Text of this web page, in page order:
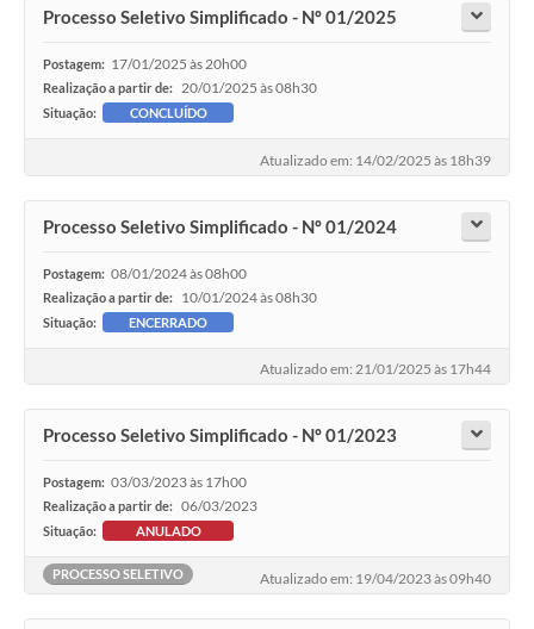
Carta de Serviços
Contas Públicas
Telefones Úteis
Agenda
Ouvidoria
Processo Seletivo Simplificado - Nº 01/2025
Postagem: 17/01/2025 às 20h00
Realização a partir de: 20/01/2025 às 08h30
Situação: CONCLUÍDO
Atualizado em: 14/02/2025 às 18h39
Processo Seletivo Simplificado - Nº 01/2024
Postagem: 08/01/2024 às 08h00
Realização a partir de: 10/01/2024 às 08h30
Situação: ENCERRADO
Atualizado em: 21/01/2025 às 17h44
Processo Seletivo Simplificado - Nº 01/2023
Postagem: 03/03/2023 às 17h00
Realização a partir de: 06/03/2023
Situação: ANULADO
PROCESSO SELETIVO Atualizado em: 19/04/2023 às 09h40